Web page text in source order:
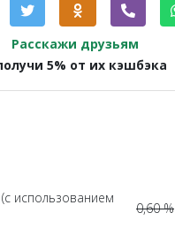
Расскажи друзьям
5% от их кэшбэка
использованием
0,60 %